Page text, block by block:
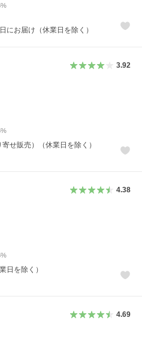
%
にお届け（休業日を除く）
3.92
%
せ販売）（休業日を除く）
4.38
%
日を除く）
4.69